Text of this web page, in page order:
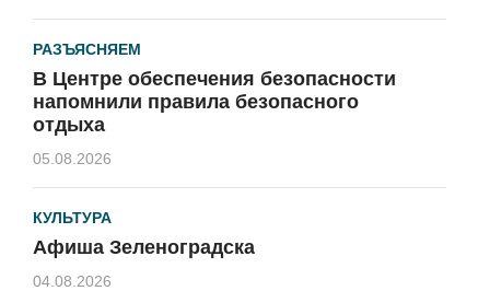
РАЗЪЯСНЯЕМ
В Центре обеспечения безопасности
напомнили правила безопасного
отдыха
05.08.2026
КУЛЬТУРА
Афиша Зеленоградска
04.08.2026